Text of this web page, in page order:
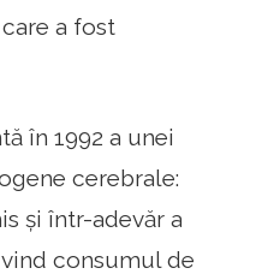
care a fost
în 1992 a unei
cerebrale:
și într-adevăr a
consumul de